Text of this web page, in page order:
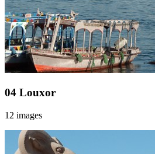
04 Louxor
12 images